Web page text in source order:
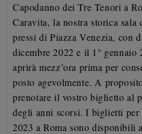
Capodanno dei Tre Tenori a
Caravita, la nostra storica sala
pressi di Piazza Venezia, con
dicembre 2022 e il 1° gennaio
aprirà mezz’ora prima per
posto agevolmente. A
prenotare il vostro biglietto al
degli anni scorsi. I biglietti
2023 a Roma sono disponibili